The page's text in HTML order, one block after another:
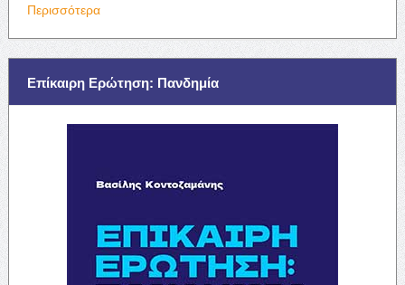
Περισσότερα
Επίκαιρη Ερώτηση: Πανδημία